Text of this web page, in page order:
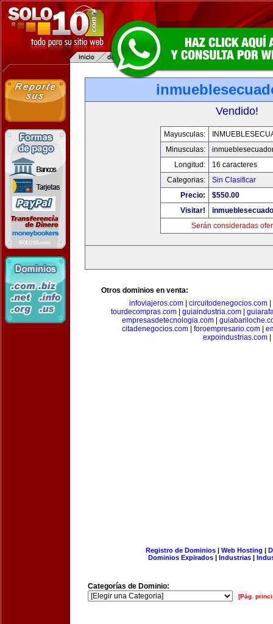
Vendido!
Mayusculas:
Minusculas:
Longitud:
16 caracteres
Categorias:
Sin Clasificar
Precio:
$550.00
Visitar!
Serán consideradas
Otros dominios en venta:
infoviajeros.com| circuitodenegocios.com|
tourdecompras.com| guiaindustria.com|
empresasdetecnologia.com
citadenegocios.com
foroempresario.com
expoindustrias.com
Registro de Dominios| Web Hosting |
Dominios Expirados | Industrias |
Categorías de Dominio:
[Pág.